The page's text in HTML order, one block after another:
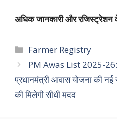
अधिक जानकारी और रजिस्ट्रेशन
Categories
Farmer Registry
PM Awas List 2025-26:
प्रधानमंत्री आवास योजना की
की मिलेगी सीधी मदद